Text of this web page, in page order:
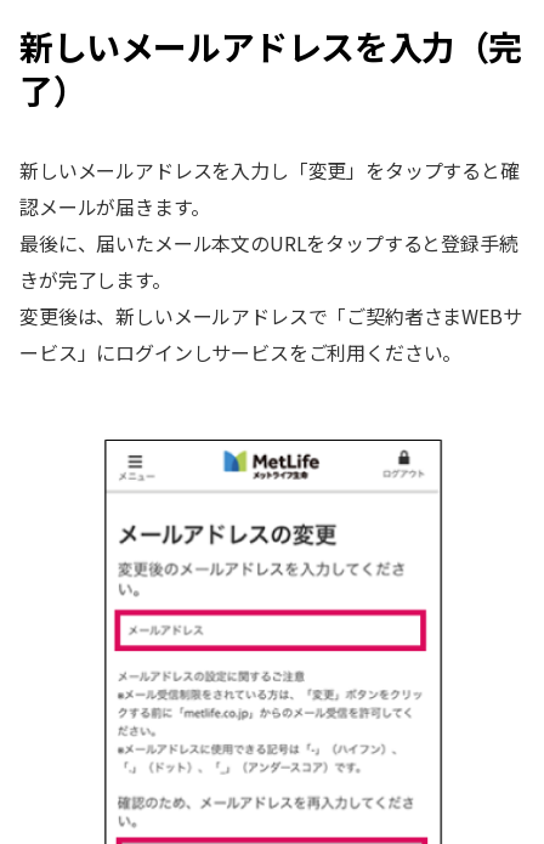
新しいメールアドレスを入力（完
了）
新しいメールアドレスを入力し「変更」をタップすると確
認メールが届きます。
最後に、届いたメール本文のURLをタップすると登録手続
きが完了します。
変更後は、新しいメールアドレスで「ご契約者さまWEBサ
ービス」にログインしサービスをご利用ください。